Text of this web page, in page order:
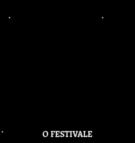
O FESTIVALE